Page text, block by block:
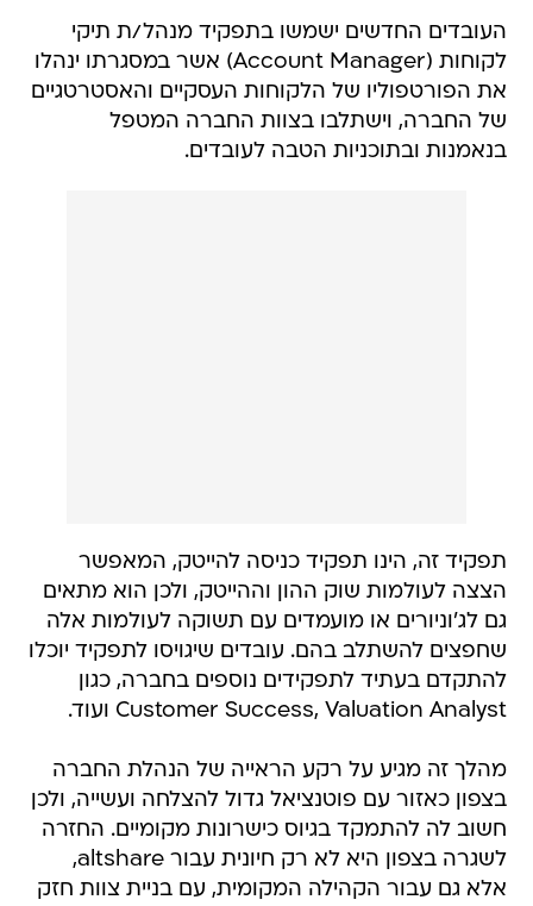
העובדים החדשים ישמשו בתפקיד מנהל/ת תיקי
לקוחות (Account Manager) אשר במסגרתו ינהלו
את הפורטפוליו של הלקוחות העסקיים והאסטרטגיים
של החברה, וישתלבו בצוות החברה המטפל
בנאמנות ובתוכניות הטבה לעובדים.
תפקיד זה, הינו תפקיד כניסה להייטק, המאפשר
הצצה לעולמות שוק ההון וההייטק, ולכן הוא מתאים
גם לג'וניורים או מועמדים עם תשוקה לעולמות אלה
שחפצים להשתלב בהם. עובדים שיגויסו לתפקיד יוכלו
להתקדם בעתיד לתפקידים נוספים בחברה, כגון
Customer Success, Valuation Analyst ועוד.
מהלך זה מגיע על רקע הראייה של הנהלת החברה
בצפון כאזור עם פוטנציאל גדול להצלחה ועשייה, ולכן
חשוב לה להתמקד בגיוס כישרונות מקומיים. החזרה
לשגרה בצפון היא לא רק חיונית עבור altshare,
אלא גם עבור הקהילה המקומית, עם בניית צוות חזק